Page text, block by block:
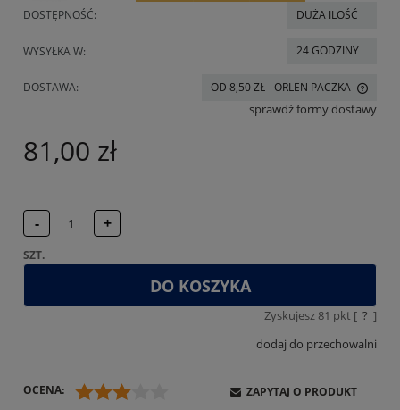
DOSTĘPNOŚĆ: DUŻA ILOŚĆ
WYSYŁKA W: 24 GODZINY
DOSTAWA: OD 8,50 ZŁ- ORLEN PACZKA
sprawdź formy dostawy
81,00 zł
+
-
SZT.
DO KOSZYKA
Zyskujesz 81 pkt [ ? ]
dodaj do przechowalni
OCENA: ZAPYTAJ O PRODUKT